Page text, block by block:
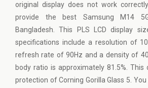
original display does not work
provide the best Samsung M14
Bangladesh. This PLS LCD display
specifications include a resolution of
refresh rate of 90Hz and a density of
body ratio is approximately 81.5%. This
protection of Corning Gorilla Glass 5.